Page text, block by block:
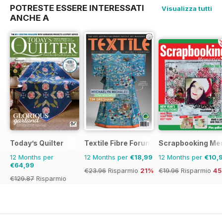
POTRESTE ESSERE INTERESSATI
ANCHE A
Visualizza tutti
Today’s Quilter
12 Months per
€64,99
€129.87 Risparmio
Textile Fibre Forum
12 Months per €18,99
€23.96 Risparmio 21%
Scrapbooking
12 Months per
€19.96 Risparmio